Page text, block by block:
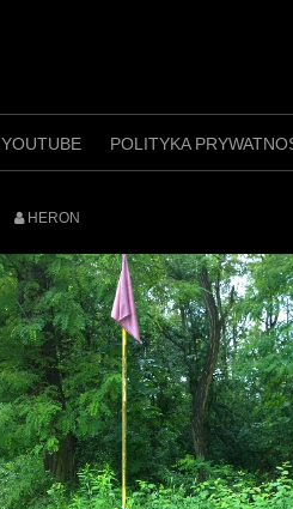
YOUTUBE POLITYKA
HERON